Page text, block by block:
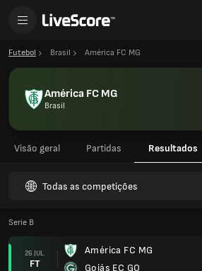
Futebol Brasil América FC MG
América FC MG
Brasil
Visão geral Partidas Resultados
Todas as competições
Serie B
26 JUL.
FT
América FC MG
Goiás EC GO